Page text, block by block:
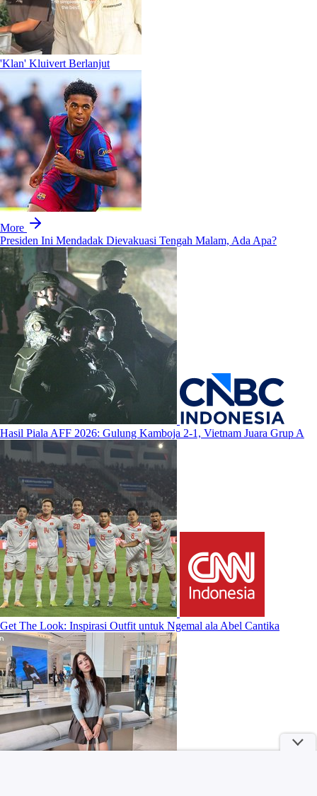
'Klan' Kluivert Berlanjut
More
Presiden Ini Mendadak Dievakuasi Tengah Malam, Ada Apa?
Hasil Piala AFF 2026: Gulung Kamboja 2-1, Vietnam Juara Grup A
Get The Look: Inspirasi Outfit untuk Ngemal ala Abel Cantika